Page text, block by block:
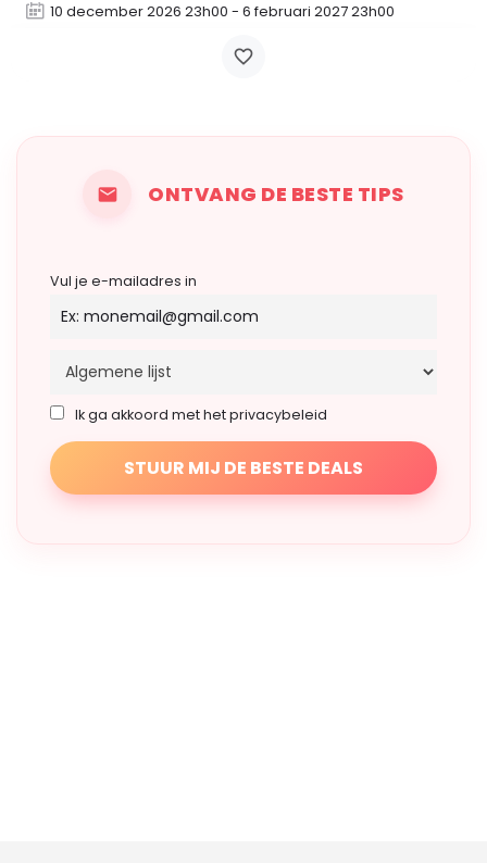
10 december 2026 23h00 - 6 februari 2027 23h00
ONTVANG DE BESTE TIPS
Vul je e-mailadres in
Ik ga akkoord met het privacybeleid